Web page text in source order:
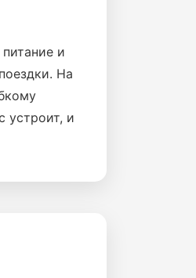
и
На
устроит, и